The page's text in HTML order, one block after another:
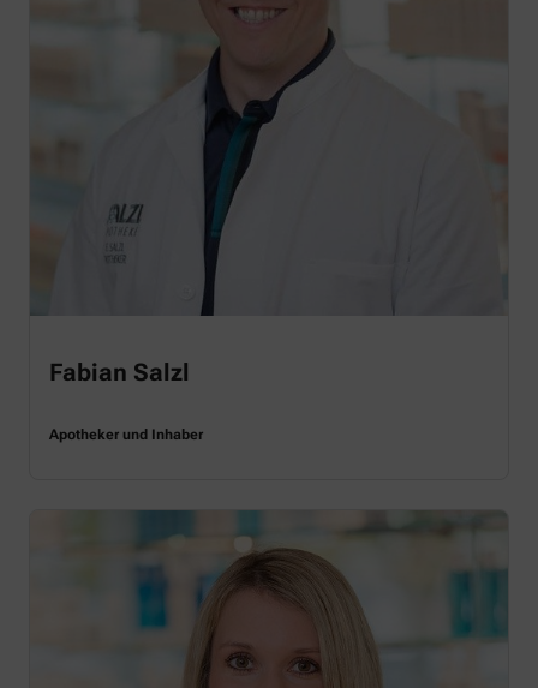
Fabian Salzl
Apotheker und Inhaber